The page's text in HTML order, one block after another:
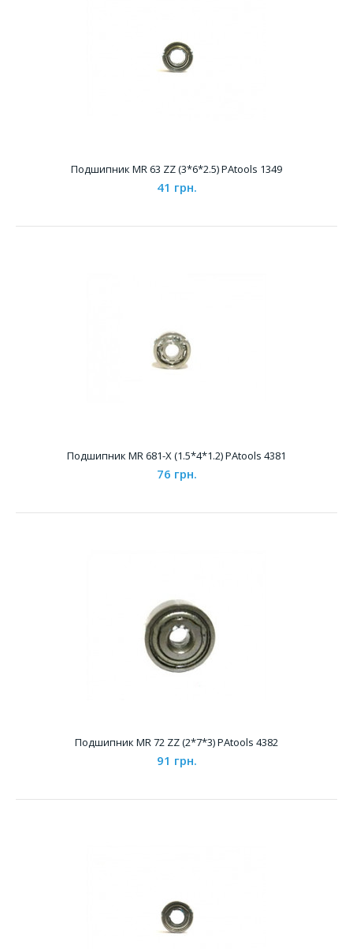
Подшипник MR 62 ZZ (2*6*2.5) PAtools 1347
Подшипник MR 63 ZZ (3*6*2.5) PAtools 1349
41 грн.
Подшипник MR 681-X (1.5*4*1.2) PAtools 4381
76 грн.
Подшипник MR 72 ZZ (2*7*3) PAtools 4382
91 грн.